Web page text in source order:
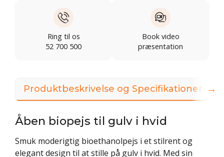
Ring til os
52 700 500
Book video
præsentation
Produktbeskrivelse og Specifikationer
Åben biopejs til gulv i hvid
Smuk moderigtig bioethanolpejs i et stilrent og
elegant design til at stille på gulv i hvid. Med sin
→